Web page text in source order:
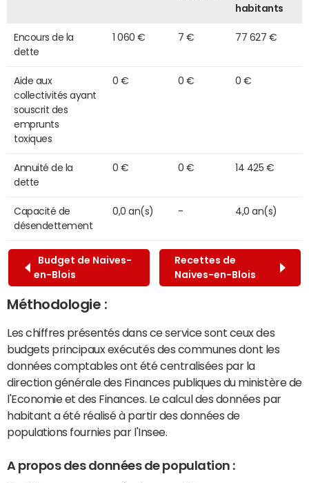
habitants
Encours de la
dette
1 060 € 7 € 77 627 €
Aide aux
collectivités ayant
souscrit des
emprunts
toxiques
0 € 0 € 0 €
Annuité de la
dette
0 € 0 € 14 425 €
Capacité de
désendettement
0,0 an(s) - 4,0 an(s)
Budget de Naives-
en-Blois
Recettes de
Naives-en-Blois
Méthodologie :
Les chiffres présentés dans ce service sont ceux des
budgets principaux exécutés des communes dont les
données comptables ont été centralisées par la
direction générale des Finances publiques du ministère de
l'Economie et des Finances. Le calcul des données par
habitant a été réalisé à partir des données de
populations fournies par l'Insee.
A propos des données de population :